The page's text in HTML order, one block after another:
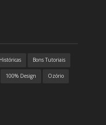
Bons Tutoriais
100% Design Ozório